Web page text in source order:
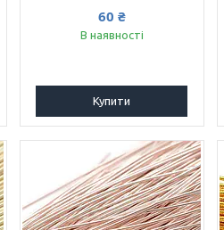
60 ₴
В наявності
Купити